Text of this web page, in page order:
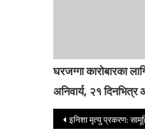
घरजग्गा कारोबारका
अनिवार्य, २१ दिनभित्र
Post
इनिशा मृत्यु प्रकरण: सामूहिक बलात्कार नभएको प्रहरी निष्कर्ष, प्रेमीविरूद्ध दुई